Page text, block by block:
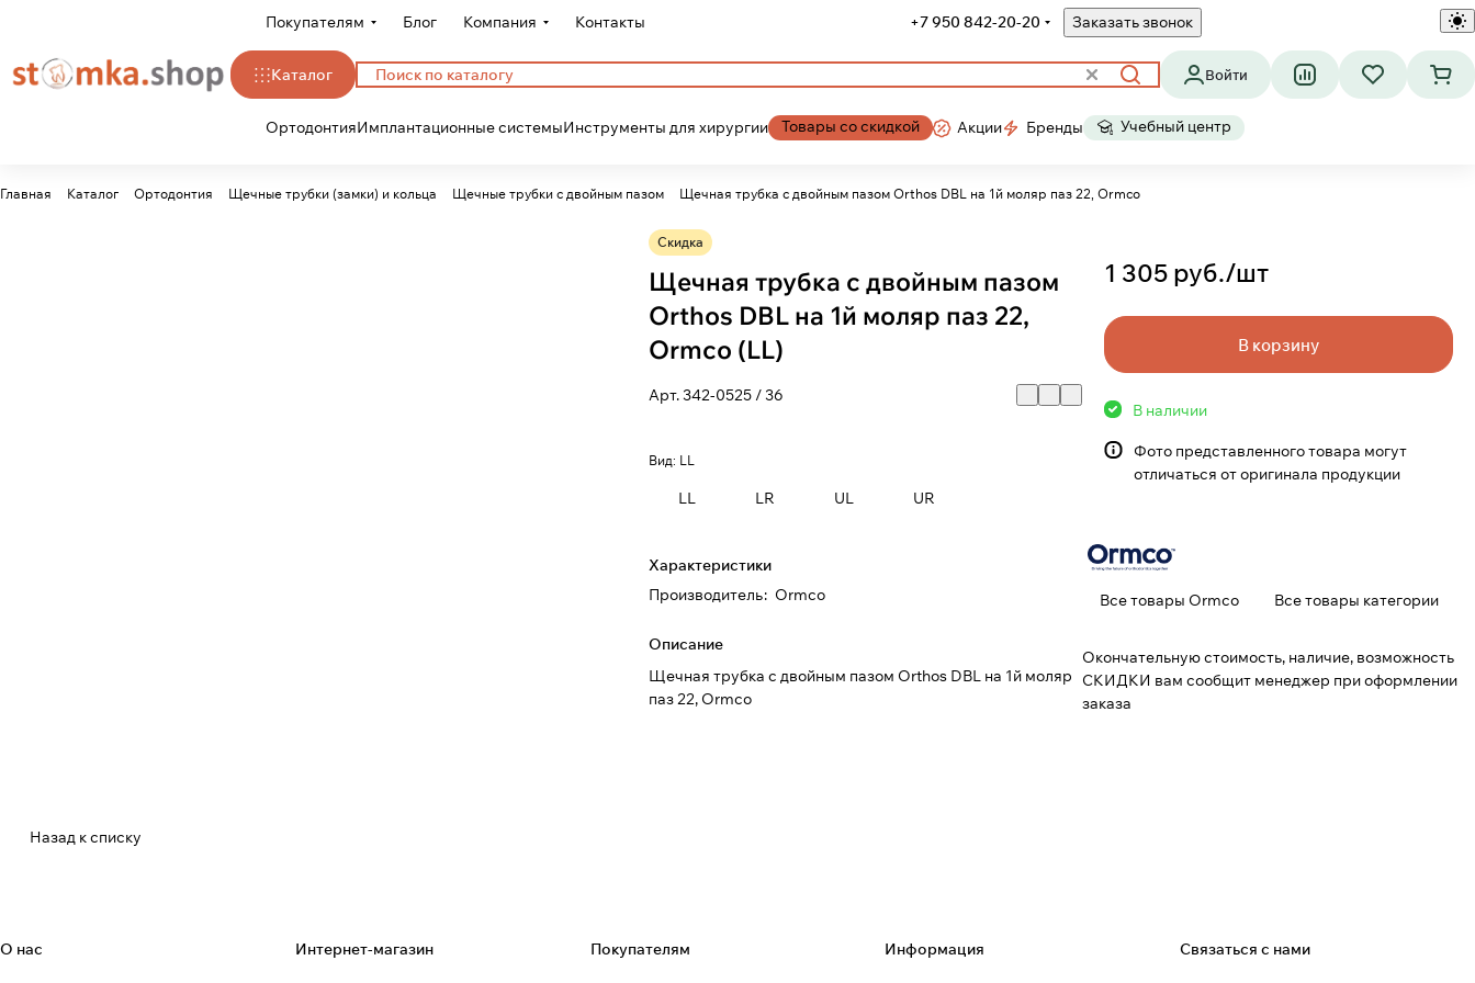
Покупателям Блог Компания Контакты +7 950 842-20-20 Заказать звонок
Каталог Войти
ОртодонтияИмплантационные системыИнструменты для хирургии Товары со скидкой Акции Бренды Учебный центр
Главная Каталог Ортодонтия Щечные трубки (замки) и кольца Щечные трубки с двойным пазом Щечная трубка с двойным пазом Orthos DBL на 1й моляр паз 22, Ormco
Скидка
Щечная трубка с двойным пазом
Orthos DBL на 1й моляр паз 22,
Ormco (LL)
Арт.342-0525 / 36
Вид: LL
LL LR UL UR
Характеристики
Производитель: Ormco
Описание
Щечная трубка с двойным пазом Orthos DBL на 1й моляр
паз 22, Ormco
1 305 руб./шт
В корзину
В наличии
Фото представленного товара могут
отличаться от оригинала продукции
Все товары Ormco Все товары категории
Окончательную стоимость, наличие, возможность
СКИДКИ вам сообщит менеджер при оформлении
заказа
Назад к списку
О нас Интернет-магазин Покупателям Информация Связаться с нами